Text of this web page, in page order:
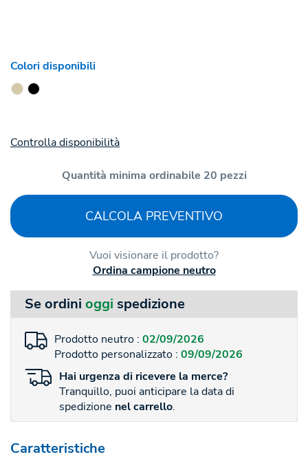
Colori disponibili
Controlla disponibilità
Quantità minima ordinabile 20 pezzi
CALCOLA PREVENTIVO
Vuoi visionare il prodotto?
Ordina campione neutro
Se ordini oggi spedizione
Prodotto neutro : 02/09/2026
Prodotto personalizzato : 09/09/2026
Hai urgenza di ricevere la merce?
Tranquillo, puoi anticipare la data di
spedizione nel carrello.
Caratteristiche